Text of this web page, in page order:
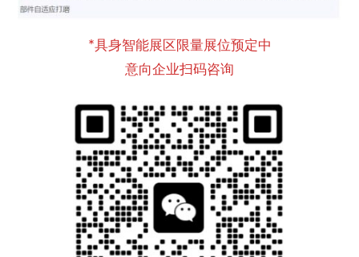
*具身智能展区限量展位预定中
意向企业扫码咨询